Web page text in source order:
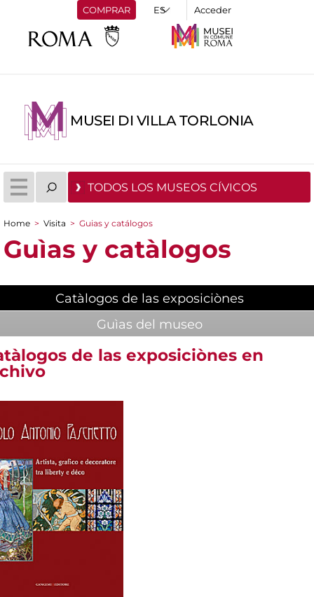
COMPRAR Acceder
MUSEI DI VILLA TORLONIA
TODOS LOS MUSEOS CÍVICOS
You are here
Home > Visita > Guias y catálogos
Guìas y catàlogos
Catàlogos de las exposiciònes
Guìas del museo
de las exposiciònes en